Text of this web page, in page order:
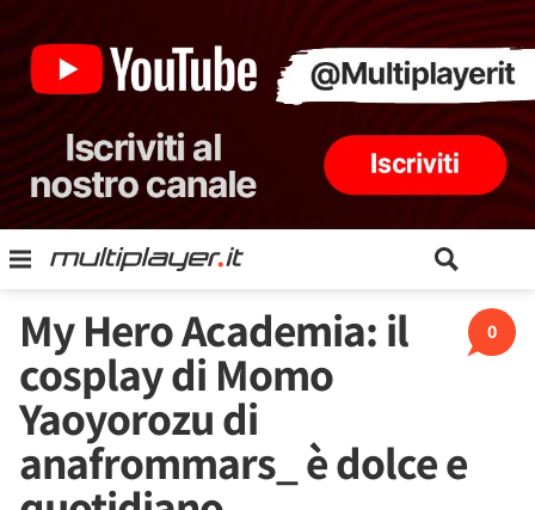
0
My Hero Academia: il
cosplay di Momo
Yaoyorozu di
anafrommars_ è dolce e